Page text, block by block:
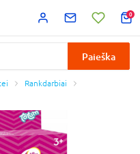
0
Paieška
Rankdarbiai